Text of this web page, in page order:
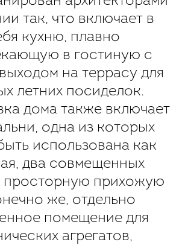
так, что включает в
кухню, плавно
в гостиную с
на террасу для
летних посиделок.
дома также включает
одна из которых
использована как
два совмещенных
просторную прихожую
же, отдельно
помещение для
агрегатов,